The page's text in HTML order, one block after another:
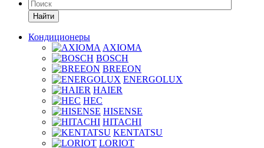
Найти
Кондиционеры
AXIOMA
BOSCH
BREEON
ENERGOLUX
HAIER
HEC
HISENSE
HITACHI
KENTATSU
LORIOT